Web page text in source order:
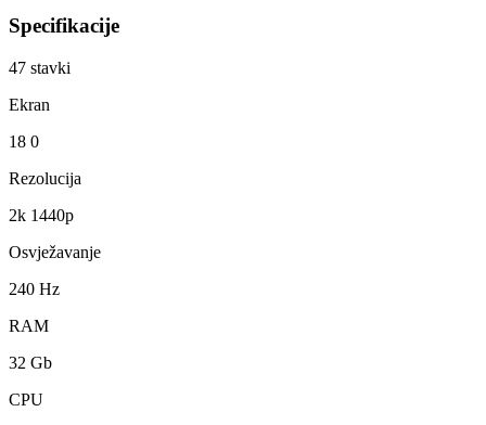
Specifikacije
47 stavki
Ekran
18 0
Rezolucija
2k 1440p
Osvježavanje
240 Hz
RAM
32 Gb
CPU